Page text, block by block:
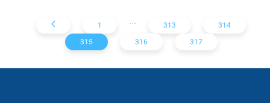
1 ... 313
314
315
316 317